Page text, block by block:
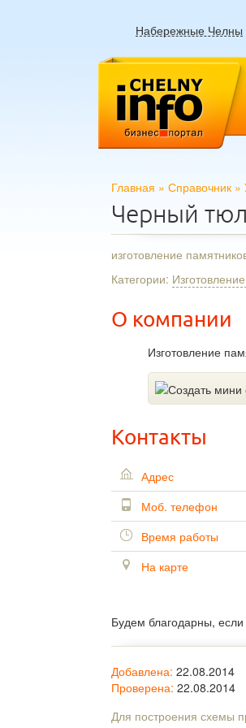
Набережные Челны
Главная » Справочник »
Черный
изготовление
Категории:
О компании
Изготовление
Контакты
Адрес
Моб. телефон
Время работы
На карте
Будем благодарны,
Добавлена: 22.08.2014
Проверена: 22.08.2014
Для построения схемы